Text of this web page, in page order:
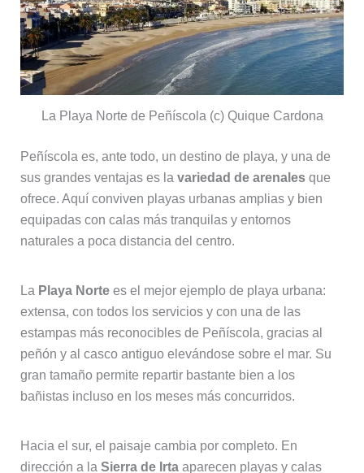
La Playa Norte de Peñíscola (c) Quique Cardona
Peñíscola es, ante todo, un destino de playa, y una de
sus grandes ventajas es la variedad de arenalesque
ofrece. Aquí conviven playas urbanas amplias y bien
equipadas con calas más tranquilas y entornos
naturales a poca distancia del centro.
La Playa Nortees el mejor ejemplo de playa urbana:
extensa, con todos los servicios y con una de las
estampas más reconocibles de Peñíscola, gracias al
peñón y al casco antiguo elevándose sobre el mar. Su
gran tamaño permite repartir bastante bien a los
bañistas incluso en los meses más concurridos.
Hacia el sur, el paisaje cambia por completo. En
dirección a la Sierra de Irtaaparecen playas y calas